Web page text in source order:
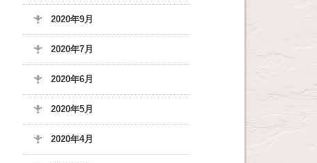
2020年9月
2020年7月
2020年6月
2020年5月
2020年4月